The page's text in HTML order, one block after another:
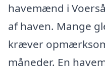
havemænd i
af haven. Mange
kræver
måneder. En